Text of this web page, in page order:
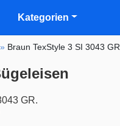
Kategorien
» Braun TexStyle 3 SI 3043 GR
GR.